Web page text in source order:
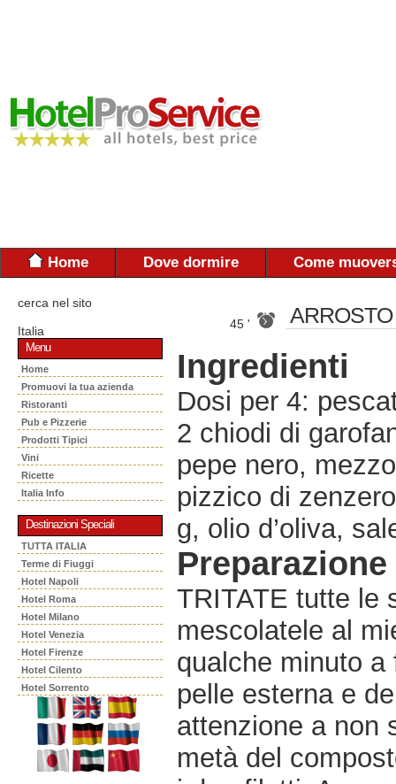
Home Dove dormire Come
cerca nel sito
Italia
Menu
Home
Promuovi la tua azienda
Ristoranti
Pub e Pizzerie
Prodotti Tipici
Vini
Ricette
Italia Info
Destinazioni Speciali
TUTTA ITALIA
Terme di Fiuggi
Hotel Napoli
Hotel Roma
Hotel Milano
Hotel Venezia
Hotel Firenze
Hotel Cilento
Hotel Sorrento
45 '
Ingredienti
Dosi per 4:
2 chiodi di
pepe nero,
pizzico di
g, olio d’oliva,
Preparazione
TRITATE tutte le
mescolatele al
qualche minuto
pelle esterna e
attenzione a non
metà del